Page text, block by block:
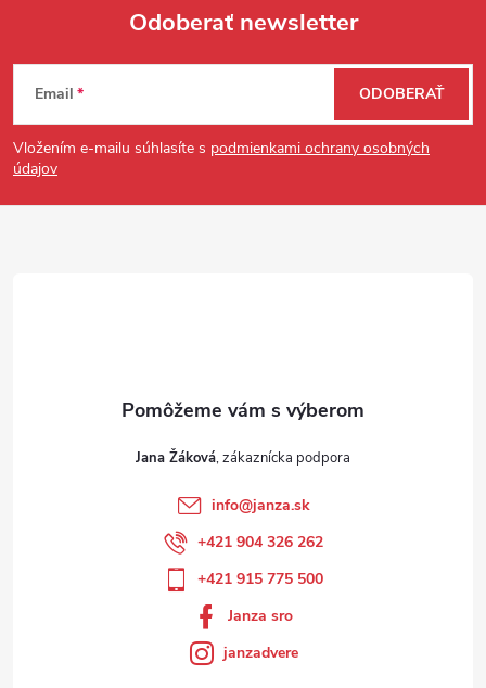
Zápätie
Odoberať newsletter
Email
Vložením e-mailu súhlasíte s podmienkami ochrany osobných
údajov
ODOBERAŤ
Jana Žáková
info@janza.sk
+421 904 326 262
+421 915 775 500
Janza sro
janzadvere